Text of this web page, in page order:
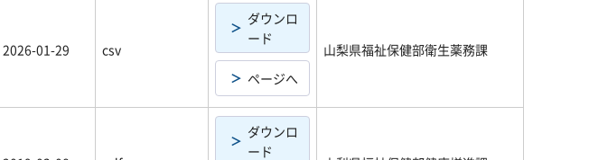
2026-01-29 csv
ダウンロ
ード
ページへ
山梨県福祉保健部衛生薬務課
ダウンロ
ード